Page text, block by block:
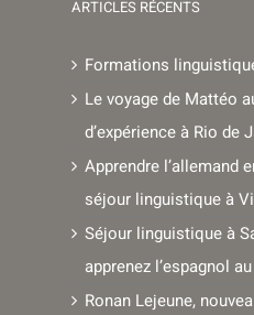
ARTICLES RÉCENTS
Formations
Le voyage de Mattéo
d’expérience à Rio de
Apprendre l’allemand
séjour linguistique à
Séjour linguistique à
apprenez l’espagnol
Ronan Lejeune,